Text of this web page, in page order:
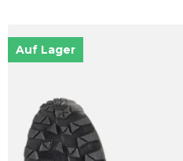
Auf Lager